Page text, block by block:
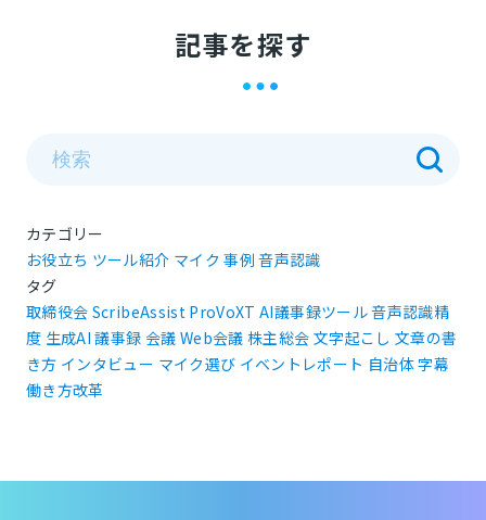
記事を探す
カテゴリー
お役立ち ツール紹介 マイク 事例 音声認識
タグ
取締役会 ScribeAssist ProVoXT AI議事録ツール音声認識精
度 生成AI 議事録 会議 Web会議 株主総会 文字起こし 文章の書
き方 インタビュー マイク選び イベントレポート 自治体字幕
働き方改革